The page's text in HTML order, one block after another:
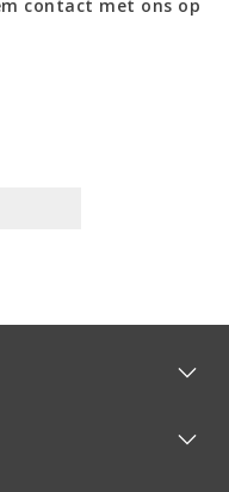
contact met ons op